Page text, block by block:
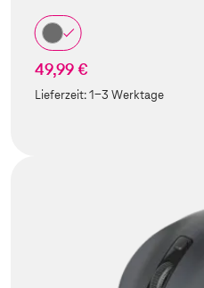
49,99 €
Lieferzeit:1-3 Werktage